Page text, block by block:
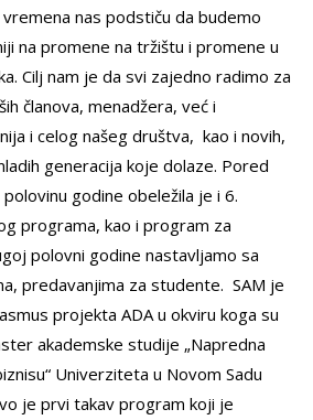
nas podstiču da budemo
na promene na tržištu i promene u
Cilj nam je da svi zajedno radimo za
članova, menadžera, već i
i celog našeg društva, kao i novih,
generacija koje dolaze. Pored
godine obeležila je i 6.
programa, kao i program za
polovni godine nastavljamo sa
predavanjima za studente. SAM je
projekta ADA u okviru koga su
akademske studije „Napredna
Univerziteta u Novom Sadu
je prvi takav program koji je